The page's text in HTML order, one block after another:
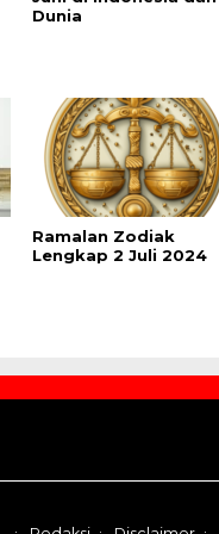
Dunia
Ramalan Zodiak
Lengkap 2 Juli 2024